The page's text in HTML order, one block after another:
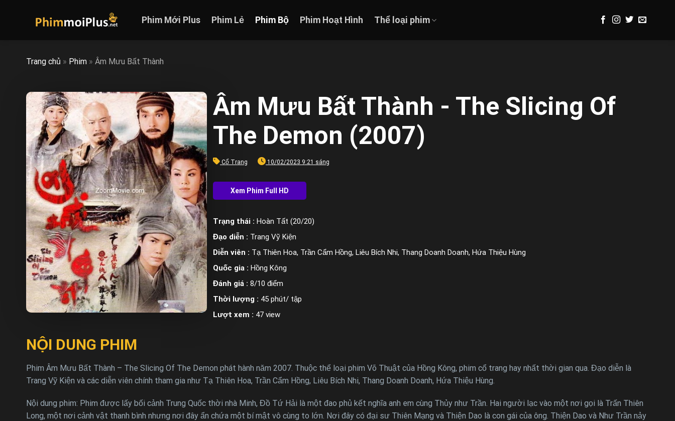
Phim Mới Plus Phim Lẻ Phim Bộ Phim Hoạt Hình Thể loại phim
Trang chủ » Phim » Âm Mưu Bất Thành
Âm Mưu Bất Thành - The Slicing Of
The Demon (2007)
Cổ Trang 10/02/2023 9:21 sáng
Trạng thái : Hoàn Tất (20/20)
Đạo diễn : Trang Vỹ Kiện
Diễn viên : Tạ Thiên Hoa, Trần Cẩm Hồng, Liêu Bích Nhi, Thang Doanh Doanh, Hứa Thiệu Hùng
Quốc gia : Hồng Kông
Đánh giá : 8/10 điểm
Thời lượng : 45 phút/ tập
Lượt xem : 47 view
NỘI DUNG PHIM
Phim Âm Mưu Bất Thành – The Slicing Of The Demon phát hành năm 2007. Thuộc thể loại phim Võ Thuật của Hồng Kông, phim cổ trang hay nhất thời gian qua. Đạo diễn là
Trang Vỹ Kiện và các diễn viên chính tham gia như Tạ Thiên Hoa, Trần Cẩm Hồng, Liêu Bích Nhi, Thang Doanh Doanh, Hứa Thiệu Hùng.
Nội dung phim: Phim được lấy bối cảnh Trung Quốc thời nhà Minh, Đồ Tứ Hải là một đao phủ kết nghĩa anh em cùng Thủy như Trần. Hai người lạc vào một nơi gọi là Trấn Thiên
Long, một nơi cảnh vật thanh bình nhưng nơi đây ẩn chứa một bí mật vô cùng to lớn. Nơi đây có đại sư Thiên Mạng và Thiện Dao là con gái của ông. Thiện Dao và Như Trần nảy